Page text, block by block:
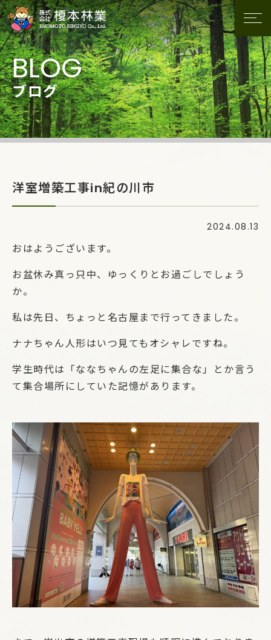
ブログ
洋室増築工事in紀の川市
2024.08.13
おはようございます。
お盆休み真っ只中、ゆっくりとお過ごしでしょう
か。
私は先日、ちょっと名古屋まで行ってきました。
ナナちゃん人形はいつ見てもオシャレですね。
学生時代は「ななちゃんの左足に集合な」とか言う
て集合場所にしていた記憶があります。